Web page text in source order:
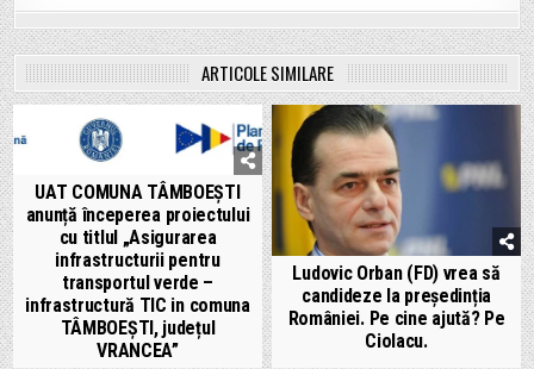
ARTICOLE SIMILARE
UAT COMUNA TÂMBOEȘTI
anunță începerea proiectului
cu titlul „Asigurarea
infrastructurii pentru
transportul verde –
infrastructură TIC in comuna
TÂMBOEŞTI, județul
VRANCEA”
Ludovic Orban (FD) vrea să
candideze la președinția
României. Pe cine ajută? Pe
Ciolacu.